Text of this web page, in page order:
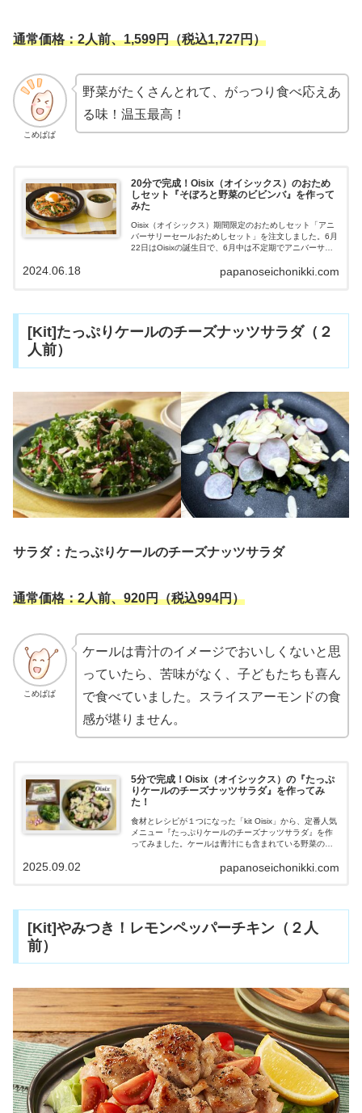
通常価格：2人前、1,599円（税込1,727円）
こめぱぱ
野菜がたくさんとれて、がっつり食べ応えあ
る味！温玉最高！
20分で完成！Oisix（オイシックス）のおため
しセット『そぼろと野菜のビビンバ』を作って
みた
Oisix（オイシックス）期間限定のおためしセット「アニ
バーサリーセールおためしセット」を注文しました。6月
22日はOisixの誕生日で、6月中は不定期でアニバーサリ
た「kit Oisix」から、定番人気メニュー『そぼろと野菜の
papanoseichonikki.com
2024.06.18
[Kit]たっぷりケールのチーズナッツサラダ（２
人前）
サラダ：たっぷりケールのチーズナッツサラダ
通常価格：2人前、920円（税込994円）
こめぱぱ
ケールは青汁のイメージでおいしくないと思
っていたら、苦味がなく、子どもたちも喜ん
で食べていました。スライスアーモンドの食
感が堪りません。
5分で完成！Oisix（オイシックス）の『たっぷ
りケールのチーズナッツサラダ』を作ってみ
た！
食材とレシピが１つになった「kit Oisix」から、定番人気
メニュー『たっぷりケールのチーズナッツサラダ』を作
ってみました。ケールは青汁にも含まれている野菜のた
ていました。時短で簡単に作れ、とてもおいしく満足で
papanoseichonikki.com
2025.09.02
[Kit]やみつき！レモンペッパーチキン（２人
前）